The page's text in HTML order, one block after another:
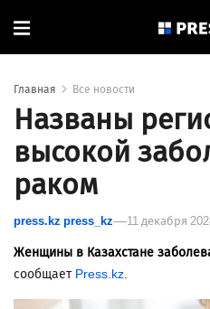
Главная Все новости
Названы
высокой
раком
press.kz press_kz 11 декабря
Женщины в Казахстане
сообщает Press.kz.